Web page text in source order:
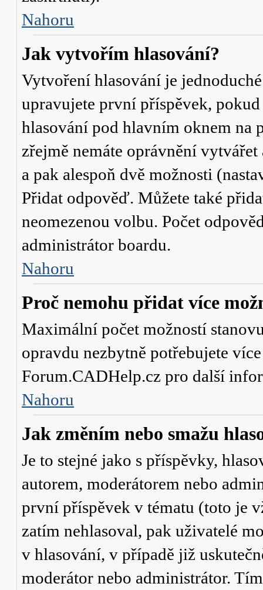
Nahoru
Jak vytvořím hlasování?
Vytvoření hlasování je
upravujete první příspěvek,
hlasování pod hlavním oknem na
zřejmě nemáte oprávnění
a pak alespoň dvě možnosti
Přidat odpověď. Můžete také
neomezenou volbu. Počet
administrátor boardu.
Nahoru
Proč nemohu přidat více
Maximální počet možností
opravdu nezbytně potřebujete
Forum.CADHelp.cz pro další
Nahoru
Jak změním nebo smažu
Je to stejné jako s příspěvky,
autorem, moderátorem nebo
první příspěvek v tématu (toto je
zatím nehlasoval, pak uživatelé
v hlasování, v případě již
moderátor nebo administrátor.